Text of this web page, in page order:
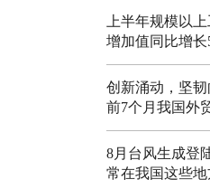
上半年规模以
增加值同比增长
创新涌动，坚
前7个月我国外
8月台风生成登
常在我国这些